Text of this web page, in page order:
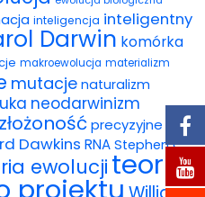
inteligencja inteligentny
Darwin komórka
makroewolucja materializm
mutacje naturalizm
neodarwinizm
precyzyjne
Dawkins RNA Stephen C.
ewolucji teoria
projektu